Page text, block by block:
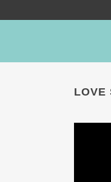
LOVE